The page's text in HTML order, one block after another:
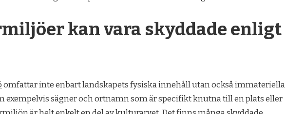
kan vara skyddade enligt
omfattar inte enbart landskapets fysiska innehåll utan också immateriella
exempelvis sägner och ortnamn som är specifikt knutna till en plats eller